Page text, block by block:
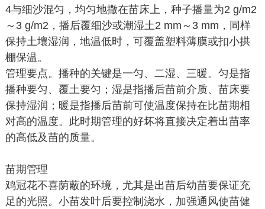
4与细沙混匀，均匀地撒在苗床上，种子播量为2 g/m2
～3 g/m2，播后覆细沙或潮湿土2 mm～3 mm，同样
保持土壤湿润，地温低时，可覆盖塑料薄膜或扣小拱
棚保温。
管理要点。播种的关键是一匀、二湿、三暖。匀是指
播种要匀、覆土要匀；湿是指播后苗前介质、苗床要
保持湿润；暖是指播后苗前可使温度保持在比苗期相
对高的温度。此时期管理的好坏将直接决定着出苗率
的高低及苗的质量。
苗期管理
鸡冠花不喜荫蔽的环境，尤其是出苗后幼苗要保证充
足的光照。小苗发叶后要控制浇水，加强通风使苗健